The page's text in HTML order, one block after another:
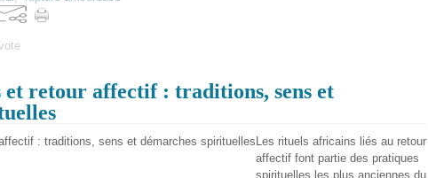
retour affectif : traditions, sens et
Les rituels africains liés au retour
affectif font partie des pratiques
spirituelles les plus anciennes du